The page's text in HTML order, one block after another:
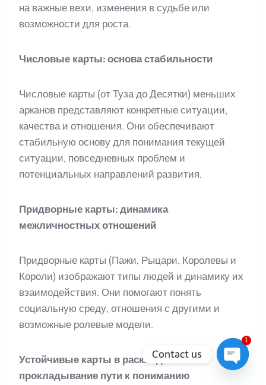
на важные вехи, изменения в судьбе или
возможности для роста.
Числовые карты: основа стабильности
Числовые карты (от Туза до Десятки) меньших
арканов представляют конкретные ситуации,
качества и отношения. Они обеспечивают
стабильную основу для понимания текущей
ситуации, повседневных проблем и
потенциальных направлений развития.
Придворные карты: динамика
межличностных отношений
Придворные карты (Пажи, Рыцари, Королевы и
Короли) изображают типы людей и динамику их
взаимодействия. Они помогают понять
социальную среду, отношения с другими и
возможные ролевые модели.
Устойчивые карты в раскладах:
прокладывание пути к пониманию
Contact us
1